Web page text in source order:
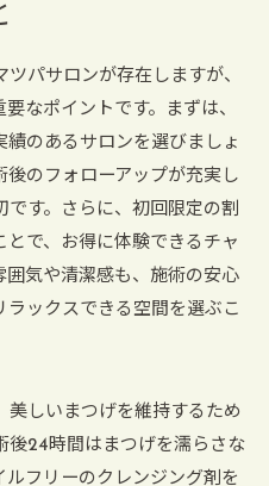
パサロンが存在しますが、
なポイントです。まずは、
のあるサロンを選びましょ
後のフォローアップが充実し
です。さらに、初回限定の割
で、お得に体験できるチャ
囲気や清潔感も、施術の安心
ックスできる空間を選ぶこ
美しいまつげを維持するため
後24時間はまつげを濡らさな
ルフリーのクレンジング剤を